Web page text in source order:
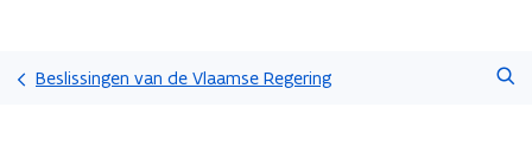
en
naar
Beslissingen van de Vlaamse Regering